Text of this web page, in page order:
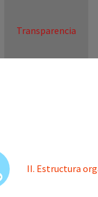
Transparencia
II. Estructura